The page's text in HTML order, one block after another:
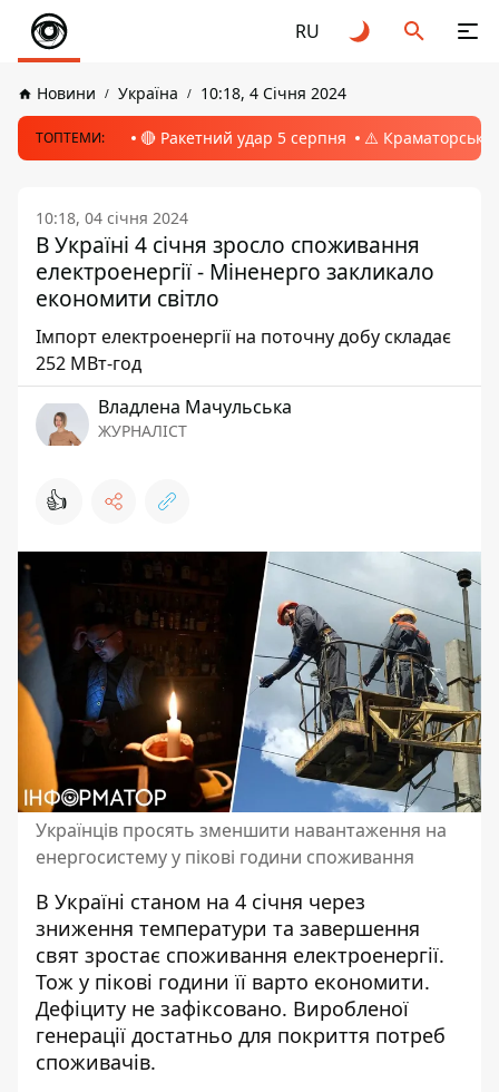
RU
Новини Україна 10:18, 4 Січня 2024
ТОПТЕМИ: 🔴 Ракетний удар 5 серпня ⚠️ Краматорськ,
10:18, 04 січня 2024
В Україні 4 січня зросло споживання
електроенергії - Міненерго закликало
економити світло
Імпорт електроенергії на поточну добу складає
252 МВт-год
Владлена Мачульська
ЖУРНАЛІСТ
👍
Українців просять зменшити навантаження на
енергосистему у пікові години споживання
В Україні станом на 4 січня через
зниження температури та завершення
свят зростає споживання електроенергії.
Тож у пікові години її варто економити.
Дефіциту не зафіксовано. Виробленої
генерації достатньо для покриття потреб
споживачів.